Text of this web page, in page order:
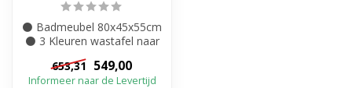
⚫ Badmeubel 80x45x55cm
⚫ 3 Kleuren wastafel naar
keuze ⚫Kraangat naar
keuze ⚫ MD...
653,31 549,00
Informeer naar de Levertijd